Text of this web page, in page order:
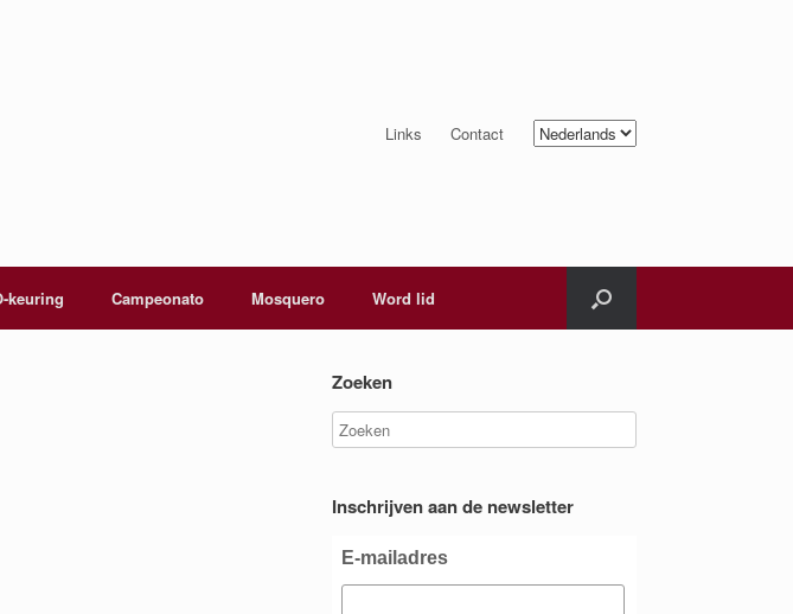
Links Contact
Kies
een
keuring Campeonato Mosquero Word lid
Zoeken
Inschrijven aan de newsletter
E-mailadres